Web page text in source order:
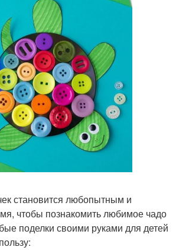
становится любопытным и
чтобы познакомить любимое чадо
поделки своими руками для детей